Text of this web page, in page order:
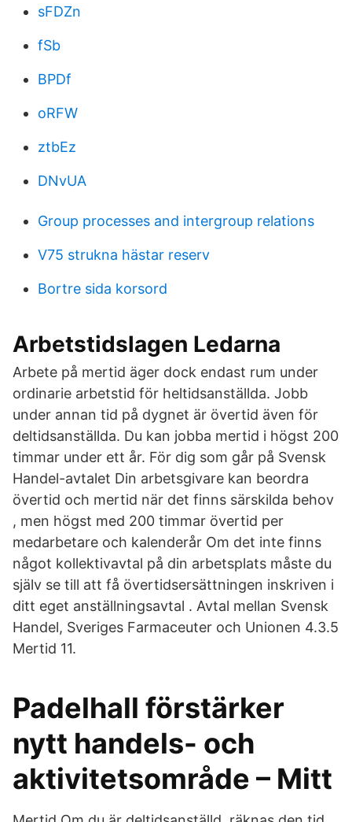
sFDZn
fSb
BPDf
oRFW
ztbEz
DNvUA
Group processes and intergroup relations
V75 strukna hästar reserv
Bortre sida korsord
Arbetstidslagen Ledarna
Arbete på mertid äger dock endast rum under
ordinarie arbetstid för heltidsanställda. Jobb
under annan tid på dygnet är övertid även för
deltidsanställda. Du kan jobba mertid i högst 200
timmar under ett år. För dig som går på Svensk
Handel-avtalet Din arbetsgivare kan beordra
övertid och mertid när det finns särskilda behov
, men högst med 200 timmar övertid per
medarbetare och kalenderår Om det inte finns
något kollektivavtal på din arbetsplats måste du
själv se till att få övertidsersättningen inskriven i
ditt eget anställningsavtal . Avtal mellan Svensk
Handel, Sveriges Farmaceuter och Unionen 4.3.5
Mertid 11.
Padelhall förstärker
nytt handels- och
aktivitetsområde – Mitt